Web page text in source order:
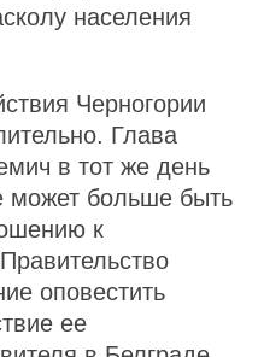
населения
Черногории
Глава
в тот же день
может больше быть
к
оповестить
ее